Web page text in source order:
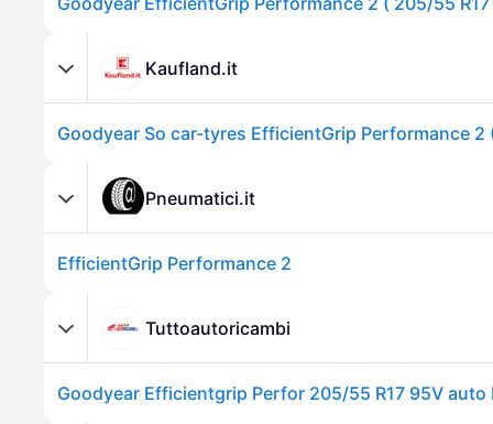
Kaufland.it
Pneumatici.it
EfficientGrip Performance 2
Tuttoautoricambi